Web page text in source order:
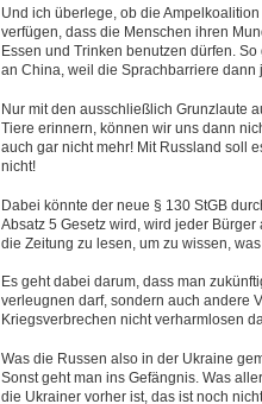
Und ich überlege, ob die
verfügen, dass die Menschen ihren
Essen und Trinken benutzen dürfen.
an China, weil die Sprachbarriere dann
Nur mit den ausschließlich Grunzlaute
Tiere erinnern, können wir uns dann
auch gar nicht mehr! Mit Russland soll
nicht!
Dabei könnte der neue § 130 StGB
Absatz 5 Gesetz wird, wird jeder
die Zeitung zu lesen, um zu wissen,
Es geht dabei darum, dass man
verleugnen darf, sondern auch andere
Kriegsverbrechen nicht verharmlosen
Was die Russen also in der Ukraine
Sonst geht man ins Gefängnis. Was
die Ukrainer vorher ist, das ist noch